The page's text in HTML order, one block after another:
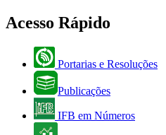
Acesso Rápido
Portarias e Resoluções
Publicações
IFB em Números